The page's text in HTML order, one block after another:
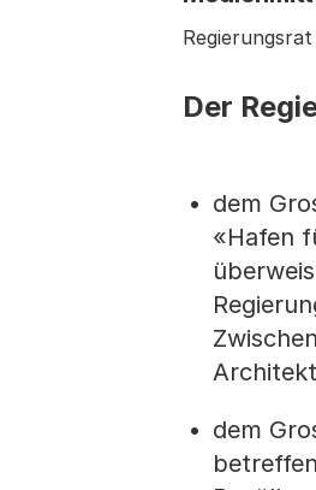
Regierungsrat
Der
dem
«Hafen
dem